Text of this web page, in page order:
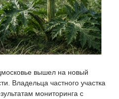
вышел на новый
Владельца частного участка
мониторинга с